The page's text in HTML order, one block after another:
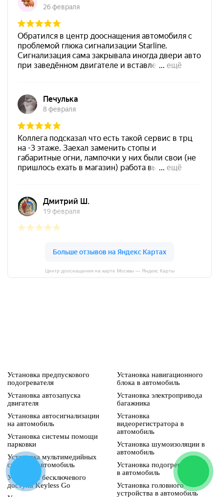
Центр дооснащения на карте Москвы — Яндекс Карты
Установка предпускового
подогревателя
Установка автозапуска
двигателя
Установка автосигнализации
на автомобиль
Установка системы помощи
парковки
Установка мультимедийных
систем в автомобиль
Установка бесключевого
доступа Keyless Go
Установка навигационного
блока в автомобиль
Установка электропривода
багажника
Установка
видеорегистратора в
автомобиль
Установка шумоизоляции в
автомобиль
Установка подогрева зеркал
в автомобиль
Установка головного
устройства в автомобиль